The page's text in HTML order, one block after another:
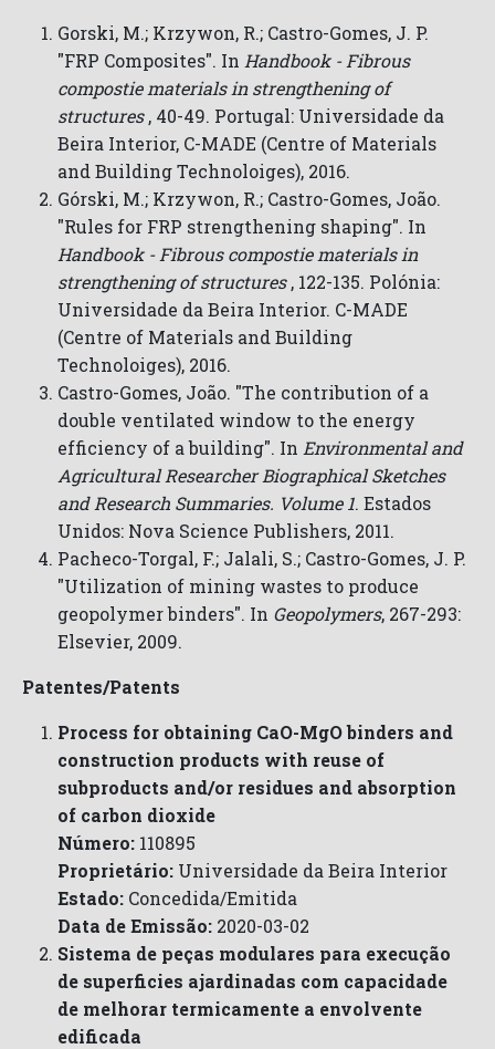
Gorski, M.; Krzywon, R.; Castro-Gomes, J. P.
"FRP Composites". In Handbook - Fibrous
compostie materials in strengthening of
structures, 40-49. Portugal: Universidade da
Beira Interior, C-MADE (Centre of Materials
and Building Technoloiges), 2016.
Górski, M.; Krzywon, R.; Castro-Gomes, João.
"Rules for FRP strengthening shaping". In
Handbook - Fibrous compostie materials in
strengthening of structures, 122-135. Polónia:
Universidade da Beira Interior. C-MADE
(Centre of Materials and Building
Technoloiges), 2016.
Castro-Gomes, João. "The contribution of a
double ventilated window to the energy
efficiency of a building". In Environmental and
Agricultural Researcher Biographical Sketches
and Research Summaries. Volume 1. Estados
Unidos: Nova Science Publishers, 2011.
Pacheco-Torgal, F.; Jalali, S.; Castro-Gomes, J. P.
"Utilization of mining wastes to produce
geopolymer binders". In Geopolymers, 267-293:
Elsevier, 2009.
Patentes/Patents
Process for obtaining CaO-MgO binders and
construction products with reuse of
subproducts and/or residues and absorption
of carbon dioxide
Número: 110895
Proprietário: Universidade da Beira Interior
Estado: Concedida/Emitida
Data de Emissão: 2020-03-02
Sistema de peças modulares para execução
de superficies ajardinadas com capacidade
de melhorar termicamente a envolvente
edificada